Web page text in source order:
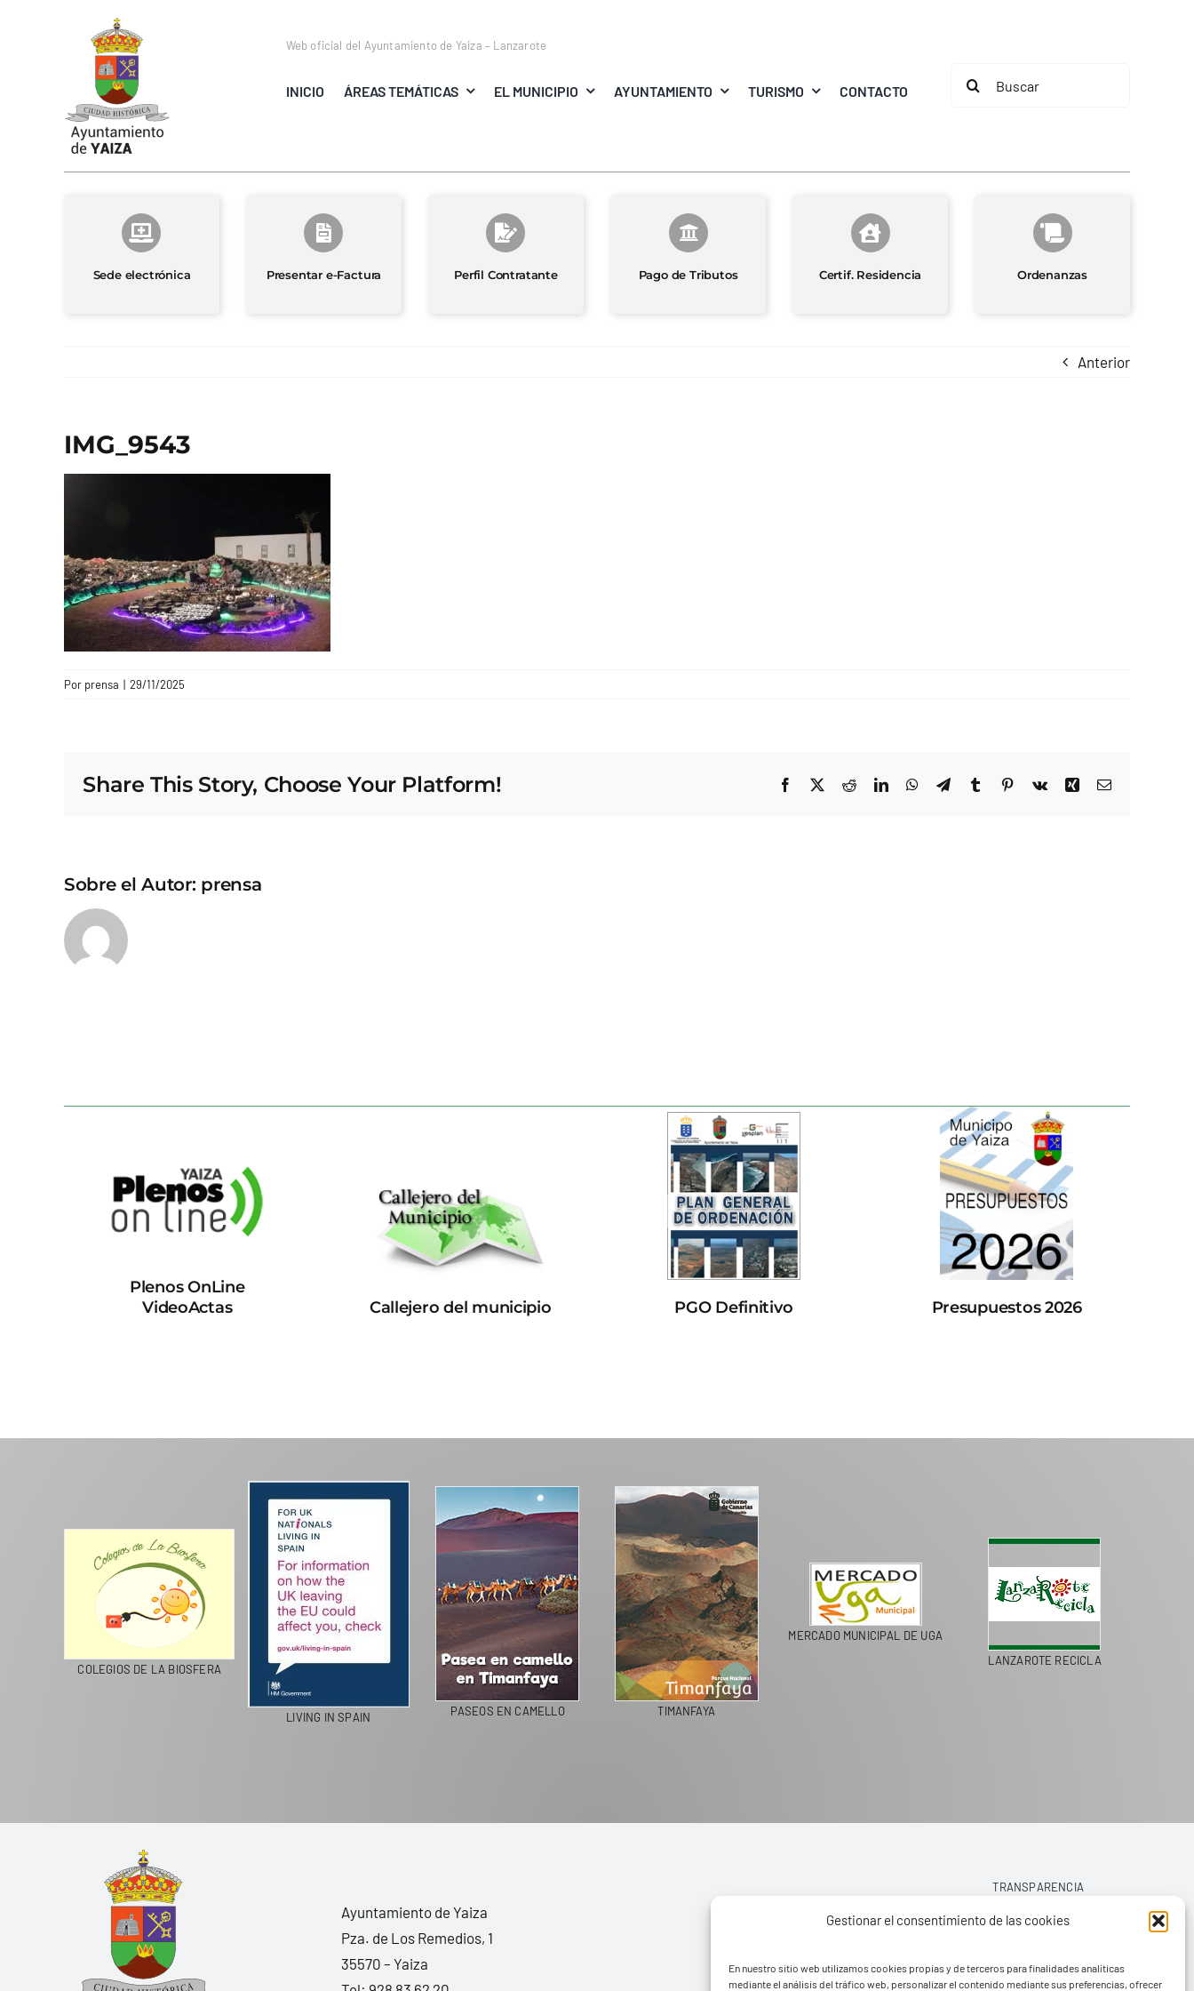
Gestionar el consentimiento de las cookies
En nuestro sitio web utilizamos cookies propias y de terceros para finalidades analíticas
mediante el análisis del tráfico web, personalizar el contenido mediante sus preferencias, ofrecer
Web oficial del Ayuntamiento de Yaiza – Lanzarote
INICIO ÁREAS TEMÁTICAS EL MUNICIPIO AYUNTAMIENTO TURISMO CONTACTO
Buscar:
Sede electrónica Presentar e-Factura Perfil Contratante Pago de Tributos Certif. Residencia Ordenanzas
Anterior
IMG_9543
Por prensa | 29/11/2025
Share This Story, Choose Your Platform! Facebook
X RedditLinkedInWhatsApp
TelegramTumblrPinterest
Vk Xing Correo
Sobre el Autor: prensa
Plenos OnLine
VideoActas
Callejero del municipio PGO Definitivo Presupuestos 2026
COLEGIOS DE LA BIOSFERA
LIVING IN SPAIN PASEOS EN CAMELLO TIMANFAYA
MERCADO MUNICIPAL DE UGA
LANZAROTE RECICLA
Ayuntamiento de Yaiza
Pza. de Los Remedios, 1
35570 – Yaiza
TRANSPARENCIA
AVISO LEGAL
POLÍTICA DE PRIVACIDAD